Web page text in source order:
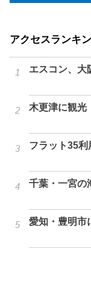
アクセスランキ
エスコン、大
木更津に観光
フラット35利
千葉・一宮の
愛知・豊明市